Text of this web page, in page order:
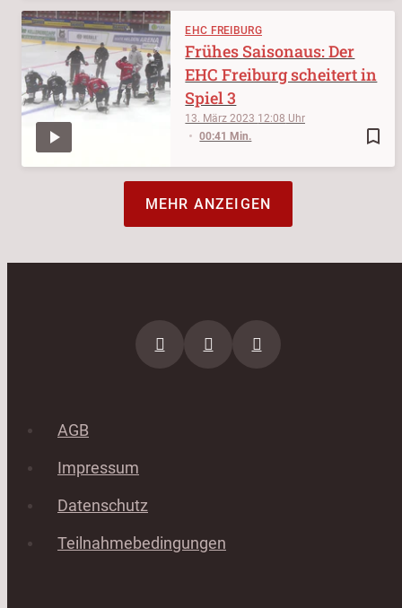
EHC FREIBURG
bookmark_border
13. März 2023 12:08
00:41 Min.
Frühes Saisonaus: Der
EHC Freiburg scheitert in
Spiel 3
MEHR ANZEIGEN
AGB
Impressum
Datenschutz
Teilnahmebedingungen